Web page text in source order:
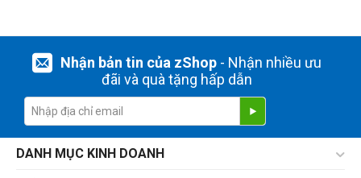
Nhận bản tin của zShop- Nhận nhiều ưu
đãi và quà tặng hấp dẫn
DANH MỤC KINH DOANH